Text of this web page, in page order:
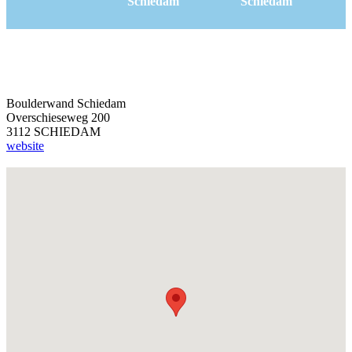
Boulderwand Schiedam
Overschieseweg 200
3112 SCHIEDAM
website